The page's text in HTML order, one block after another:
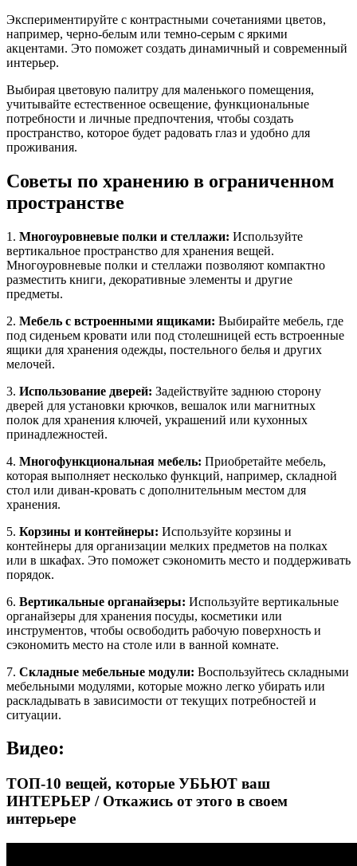
Экспериментируйте с контрастными сочетаниями цветов,
например, черно-белым или темно-серым с яркими
акцентами. Это поможет создать динамичный и современный
интерьер.
Выбирая цветовую палитру для маленького помещения,
учитывайте естественное освещение, функциональные
потребности и личные предпочтения, чтобы создать
пространство, которое будет радовать глаз и удобно для
проживания.
Советы по хранению в ограниченном
пространстве
1. Многоуровневые полки и стеллажи: Используйте
вертикальное пространство для хранения вещей.
Многоуровневые полки и стеллажи позволяют компактно
разместить книги, декоративные элементы и другие
предметы.
2. Мебель с встроенными ящиками: Выбирайте мебель, где
под сиденьем кровати или под столешницей есть встроенные
ящики для хранения одежды, постельного белья и других
мелочей.
3. Использование дверей: Задействуйте заднюю сторону
дверей для установки крючков, вешалок или магнитных
полок для хранения ключей, украшений или кухонных
принадлежностей.
4. Многофункциональная мебель: Приобретайте мебель,
которая выполняет несколько функций, например, складной
стол или диван-кровать с дополнительным местом для
хранения.
5. Корзины и контейнеры: Используйте корзины и
контейнеры для организации мелких предметов на полках
или в шкафах. Это поможет сэкономить место и поддерживать
порядок.
6. Вертикальные органайзеры: Используйте вертикальные
органайзеры для хранения посуды, косметики или
инструментов, чтобы освободить рабочую поверхность и
сэкономить место на столе или в ванной комнате.
7. Складные мебельные модули: Воспользуйтесь складными
мебельными модулями, которые можно легко убирать или
раскладывать в зависимости от текущих потребностей и
ситуации.
Видео:
ТОП-10 вещей, которые УБЬЮТ ваш
ИНТЕРЬЕР / Откажись от этого в своем
интерьере